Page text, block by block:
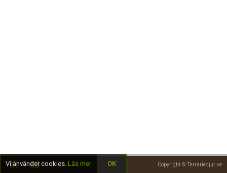
Copyright © Terrariedjur.se
Vi använder cookies. Läs mer OK